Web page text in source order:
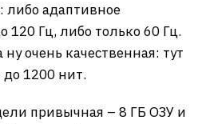
либо адаптивное
120 Гц, либо только 60 Гц.
очень качественная: тут
до 1200 нит.
привычная – 8 ГБ ОЗУ и